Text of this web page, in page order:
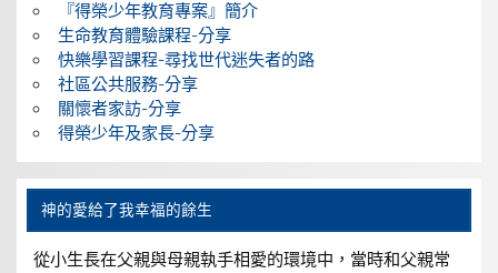
『得榮少年教育專案』簡介
生命教育體驗課程-分享
快樂學習課程-尋找世代迷失者的路
社區公共服務-分享
關懷者家訪-分享
得榮少年及家長-分享
神的愛給了我幸福的餘生
從小生長在父親與母親執手相愛的環境中，當時和父親常